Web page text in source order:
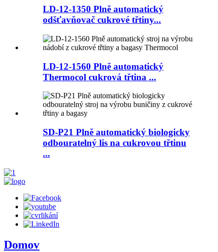
LD-12-1350 Plně automatický
odšťavňovač cukrové třtiny...
LD-12-1560 Plně automatický
Thermocol cukrová třtina ...
SD-P21 Plně automatický biologicky
odbouratelný lis na cukrovou třtinu
...
Domov